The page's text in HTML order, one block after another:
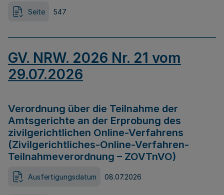
Seite 547
GV. NRW. 2026 Nr. 21 vom
29.07.2026
Verordnung über die Teilnahme der
Amtsgerichte an der Erprobung des
zivilgerichtlichen Online-Verfahrens
(Zivilgerichtliches-Online-Verfahren-
Teilnahmeverordnung – ZOVTnVO)
Ausfertigungsdatum 08.07.2026